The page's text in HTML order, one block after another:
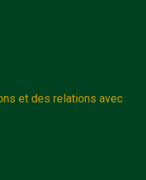
et des relations avec